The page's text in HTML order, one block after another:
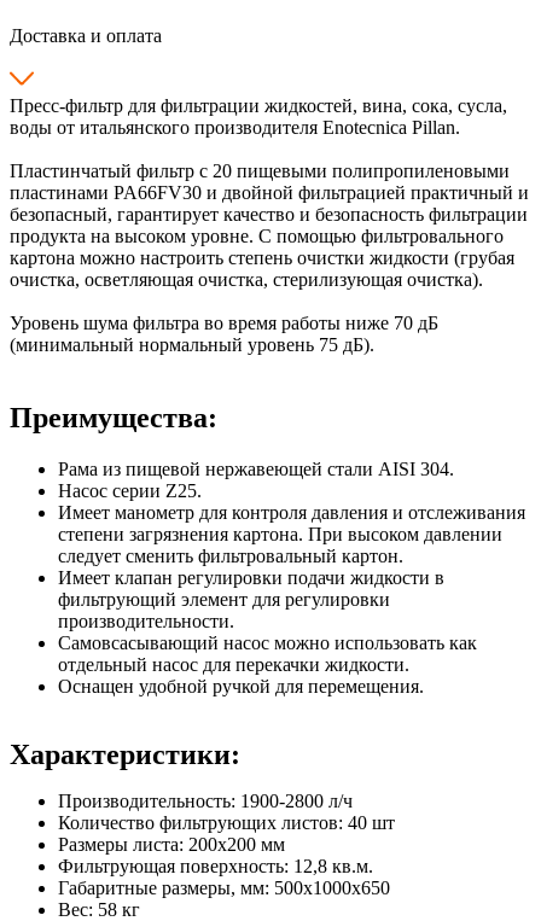
Доставка и оплата
Пресс-фильтр для фильтрации жидкостей, вина, сока, сусла,
воды от итальянского производителя Enotecnica Pillan.
Пластинчатый фильтр с 20 пищевыми полипропиленовыми
пластинами PA66FV30 и двойной фильтрацией практичный и
безопасный, гарантирует качество и безопасность фильтрации
продукта на высоком уровне. С помощью фильтровального
картона можно настроить степень очистки жидкости (грубая
очистка, осветляющая очистка, стерилизующая очистка).
Уровень шума фильтра во время работы ниже 70 дБ
(минимальный нормальный уровень 75 дБ).
Преимущества:
Рама из пищевой нержавеющей стали AISI 304.
Насос серии Z25.
Имеет манометр для контроля давления и отслеживания
степени загрязнения картона. При высоком давлении
следует сменить фильтровальный картон.
Имеет клапан регулировки подачи жидкости в
фильтрующий элемент для регулировки
производительности.
Самовсасывающий насос можно использовать как
отдельный насос для перекачки жидкости.
Оснащен удобной ручкой для перемещения.
Характеристики:
Производительность: 1900-2800 л/ч
Количество фильтрующих листов: 40 шт
Размеры листа: 200х200 мм
Фильтрующая поверхность: 12,8 кв.м.
Габаритные размеры, мм: 500х1000х650
Вес: 58 кг